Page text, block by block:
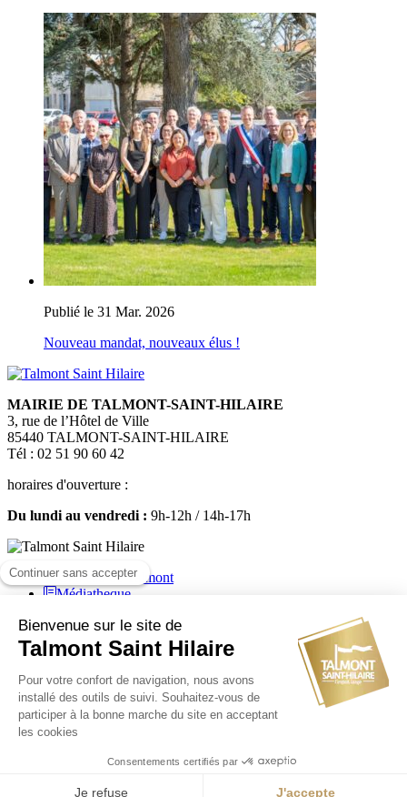
Publié le 31 Mar. 2026
Nouveau mandat, nouveaux élus !
MAIRIE DE TALMONT-SAINT-HILAIRE
3, rue de l’Hôtel de Ville
85440 TALMONT-SAINT-HILAIRE
Tél : 02 51 90 60 42
horaires d'ouverture :
Du lundi au vendredi : 9h-12h / 14h-17h
Médiatheque
Mairie de Talmont Saint Hilaire - Tous droits réservés - 2024
Plan de site-Mentions légales